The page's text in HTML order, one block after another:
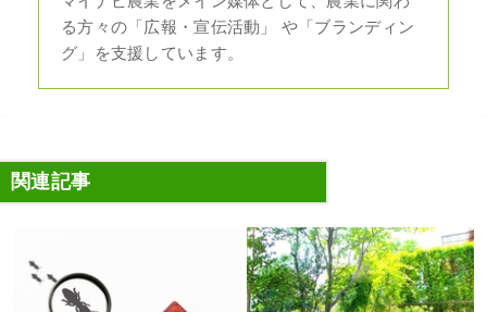
る方々の「広報・宣伝活動」 や「ブランディン
グ」を支援しています。
関連記事